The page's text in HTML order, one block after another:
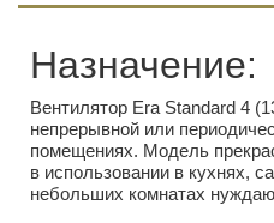
Назначение:
Вентилятор Era Standard 4
непрерывной или
помещениях. Модель
в использовании в кухнях,
небольших комнатах